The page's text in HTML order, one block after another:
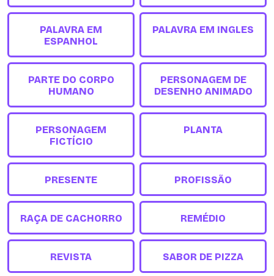
PALAVRA EM
ESPANHOL
PALAVRA EM INGLES
PARTE DO CORPO
HUMANO
PERSONAGEM DE
DESENHO ANIMADO
PERSONAGEM
FICTÍCIO
PLANTA
PRESENTE PROFISSÃO
RAÇA DE CACHORRO REMÉDIO
REVISTA SABOR DE PIZZA